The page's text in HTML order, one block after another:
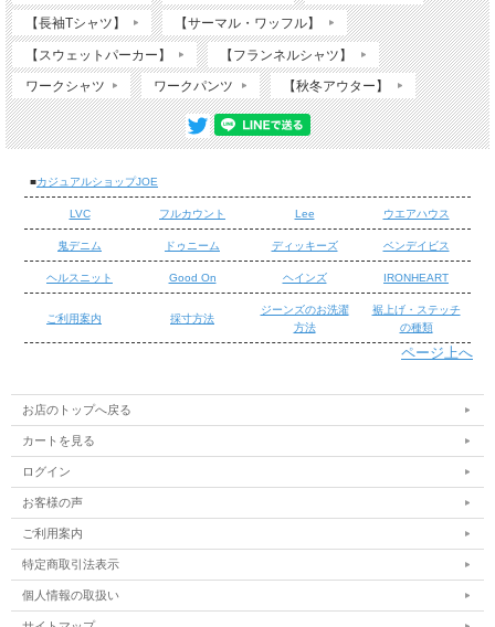
【長袖Tシャツ】 【サーマル・ワッフル】
【スウェットパーカー】 【フランネルシャツ】
ワークシャツ ワークパンツ 【秋冬アウター】
■カジュアルショップJOE
LVC フルカウント Lee ウエアハウス
鬼デニム ドゥニーム ディッキーズ ベンデイビス
ヘルスニット Good On ヘインズ IRONHEART
ご利用案内 採寸方法
ジーンズのお洗濯
方法
裾上げ・ステッチ
の種類
ページ上へ
/お店のトップへ戻る
カートを見る
ログイン
お客様の声
ご利用案内
特定商取引法表示
個人情報の取扱い